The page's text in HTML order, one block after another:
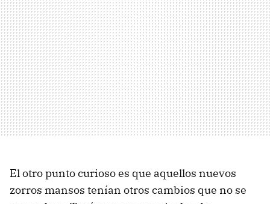
El otro punto curioso es que aquellos nuevos
zorros mansos tenían otros cambios que no se